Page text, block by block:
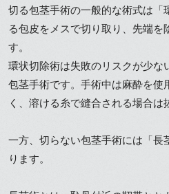
切る包茎手術の一般的な術式は「
る包皮をメスで切り取り、先端を
す。
環状切除術は失敗のリスクが少な
包茎手術です。手術中は麻酔を使
く、溶ける糸で縫合される場合は
一方、切らない包茎手術には「長
ります。